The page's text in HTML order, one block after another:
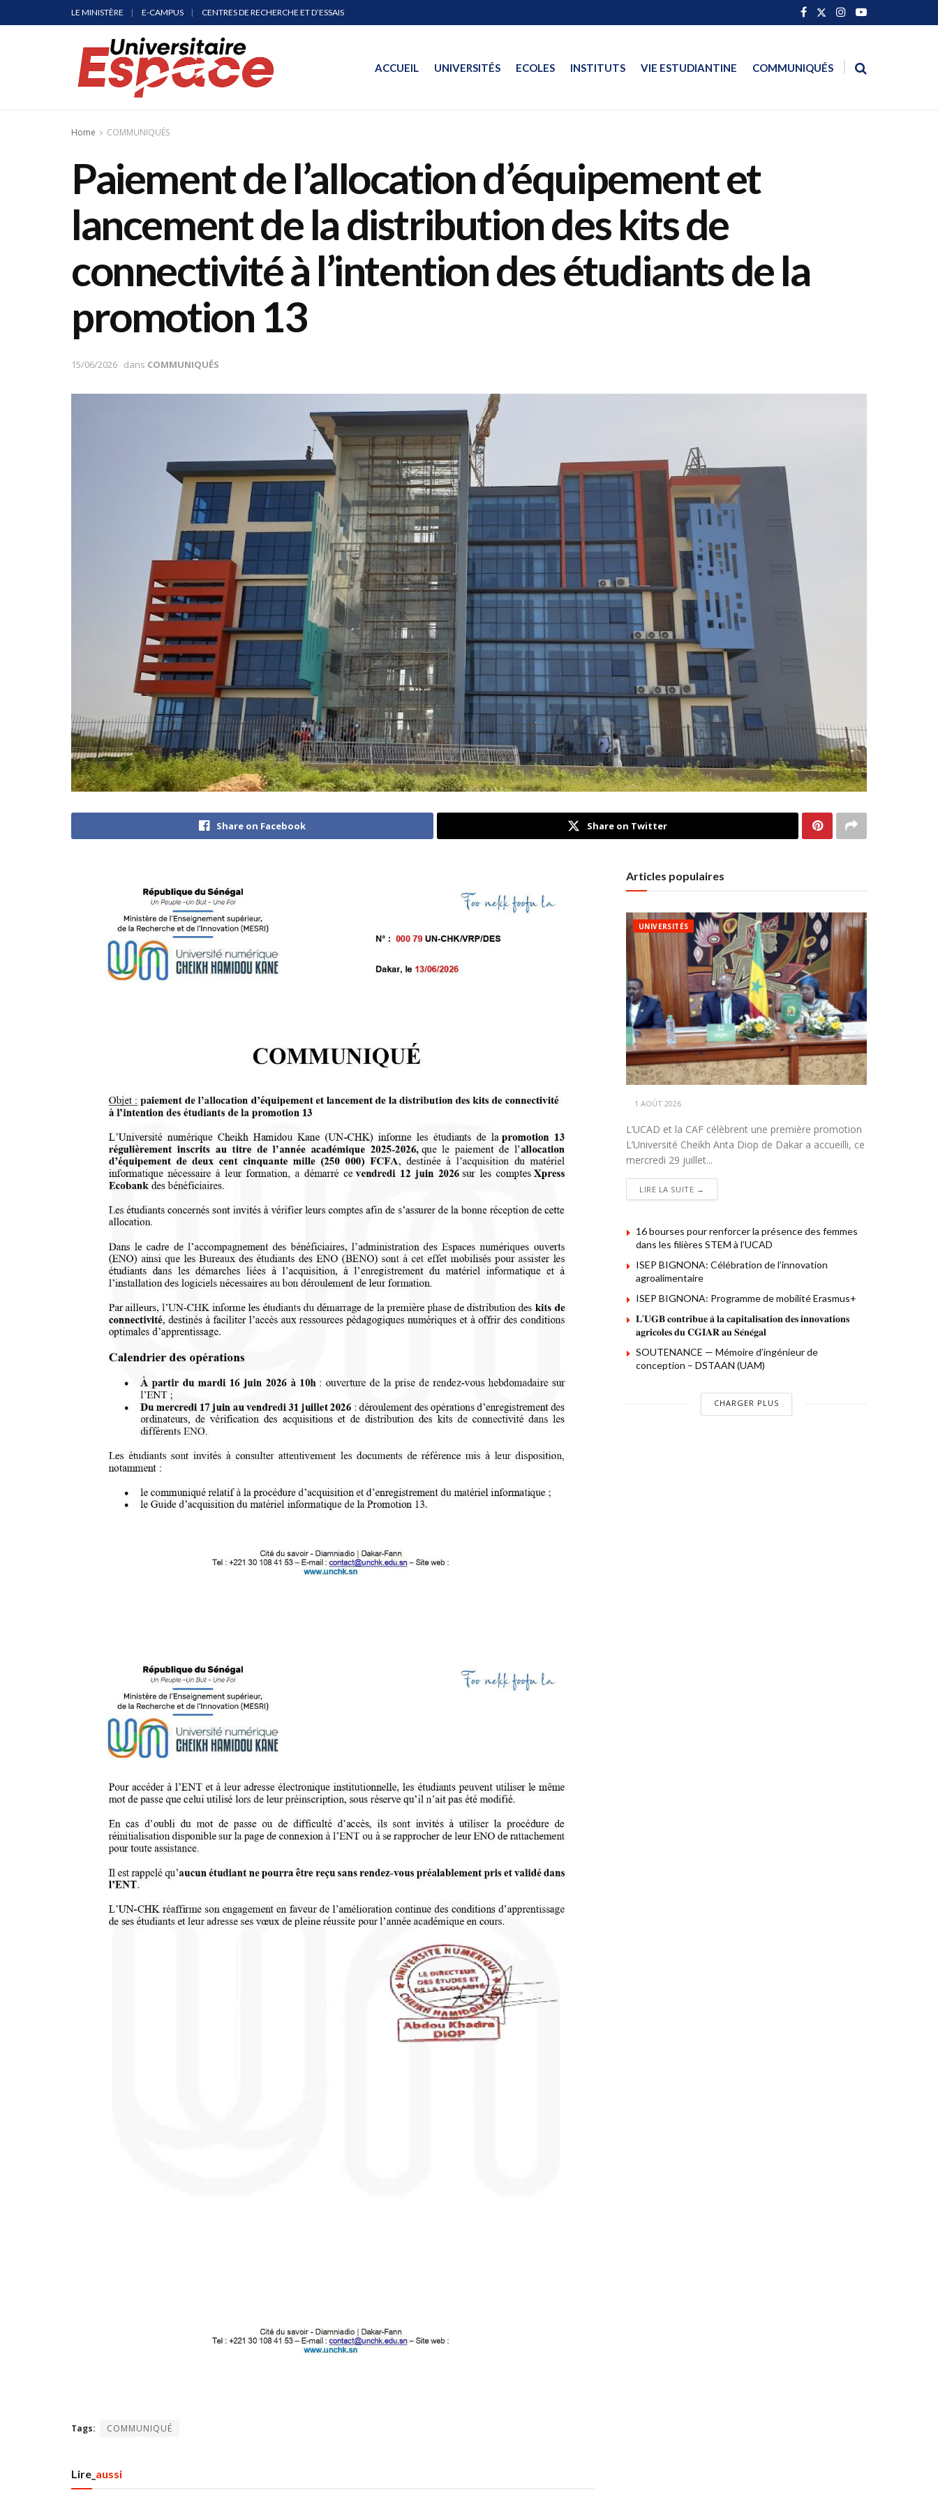
LE MINISTÈRE E-CAMPUS CENTRES DE RECHERCHE ET D’ESSAIS
ACCUEIL UNIVERSITÉS ECOLES INSTITUTS VIE ESTUDIANTINE COMMUNIQUÉS
Home COMMUNIQUÉS
Paiement de l’allocation d’équipement et
lancement de la distribution des kits de
connectivité à l’intention des étudiants de la
promotion 13
15/06/2026 dans COMMUNIQUÉS
Share on Facebook Share on Twitter
Tags: COMMUNIQUÉ
Lire_ aussi
Articles populaires
UNIVERSITÉS
1 AOÛT 2026
L’UCAD et la CAF célèbrent une première promotion
L’Université Cheikh Anta Diop de Dakar a accueilli, ce
mercredi 29 juillet...
LIRE LA SUITE →
16 bourses pour renforcer la présence des femmes
dans les filières STEM à l’UCAD
ISEP BIGNONA: Célébration de l’innovation
agroalimentaire
ISEP BIGNONA: Programme de mobilité Erasmus+
𝐋’𝐔𝐆𝐁 𝐜𝐨𝐧𝐭𝐫𝐢𝐛𝐮𝐞 𝐚̀ 𝐥𝐚 𝐜𝐚𝐩𝐢𝐭𝐚𝐥𝐢𝐬𝐚𝐭𝐢𝐨𝐧 𝐝𝐞𝐬 𝐢𝐧𝐧𝐨𝐯𝐚𝐭𝐢𝐨𝐧𝐬
𝐚𝐠𝐫𝐢𝐜𝐨𝐥𝐞𝐬 𝐝𝐮 𝐂𝐆𝐈𝐀𝐑 𝐚𝐮 𝐒𝐞́𝐧𝐞́𝐠𝐚𝐥
SOUTENANCE — Mémoire d’ingénieur de
conception – DSTAAN (UAM)
CHARGER PLUS